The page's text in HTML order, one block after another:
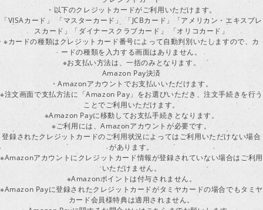
・以下のクレジットカードがご利用いただけます。
「VISAカード」 「マスターカード」 「JCBカード」「アメリカン・エキスプレ
スカード」「ダイナースクラブカード」 「オリコカード」
※カードの種類はクレジットカード番号によって自動判別いたしますので、カ
ードの種類を入力する画面はありません。
※お支払い方法は、一括のみとなります。
Amazon Pay決済
・Amazonアカウントでお支払いいただけます。
※注文画面で支払方法に「Amazon Pay」をお選びいただき、注文手続きを行う
ことでご利用いただけます。
※Amazon Payに移動してお支払手続きとなります。
※ご利用には、Amazonアカウントが必要です。
登録されたクレジットカードのご利用状況によってはご利用いただけない場合
があります。
※Amazonアカウントにクレジットカード情報が登録されていない場合はご利用
いただけません。
※Amazonポイントは付与されません。
※Amazon Payに登録されたクレジットカードがタミヤカードの場合でもタミヤ
カード会員様特典は適用されません。